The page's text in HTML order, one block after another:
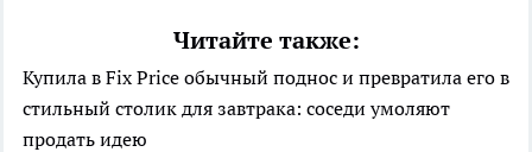
Читайте также:
Купила в Fix Price обычный поднос и превратила его в
стильный столик для завтрака: соседи умоляют
продать идею